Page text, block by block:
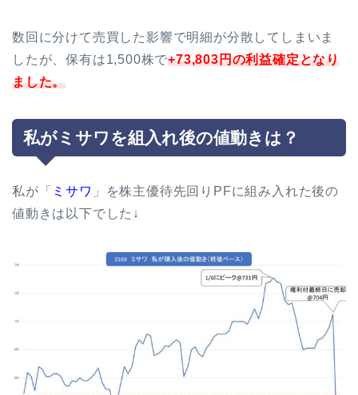
数回に分けて売買した影響で明細が分散してしまいま
したが、保有は1,500株で+73,803円の利益確定となり
ました。
私がミサワを組入れ後の値動きは？
私が「 ミサワ 」を株主優待先回りPFに組み入れた後の
値動きは以下でした↓